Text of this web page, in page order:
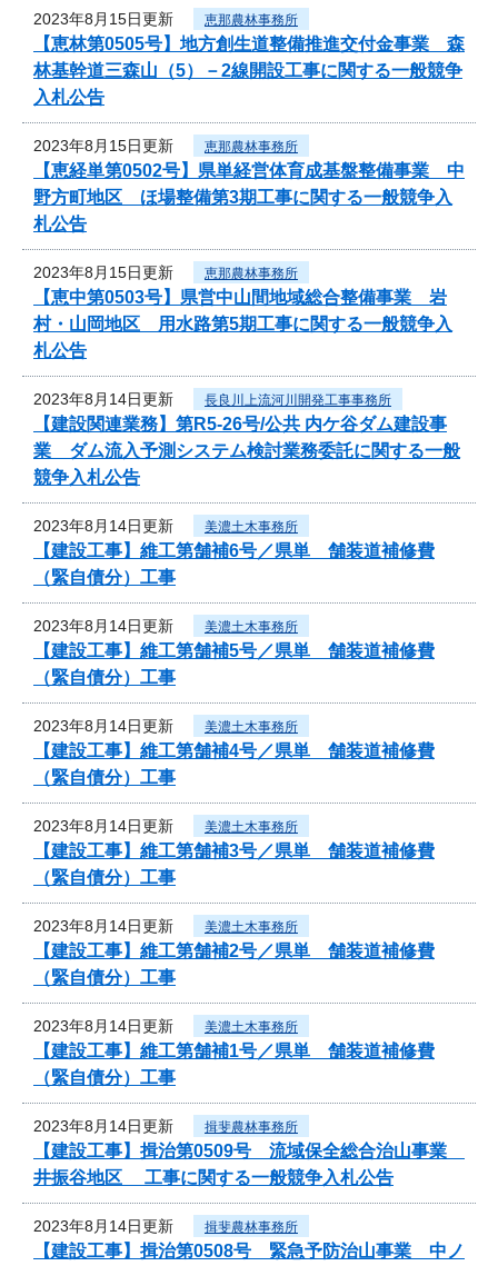
2023年8月15日更新 恵那農林事務所
【恵林第0505号】地方創生道整備推進交付金事業 森
林基幹道三森山（5）－2線開設工事に関する一般競争
入札公告
2023年8月15日更新 恵那農林事務所
【恵経単第0502号】県単経営体育成基盤整備事業 中
野方町地区 ほ場整備第3期工事に関する一般競争入
札公告
2023年8月15日更新 恵那農林事務所
【恵中第0503号】県営中山間地域総合整備事業 岩
村・山岡地区 用水路第5期工事に関する一般競争入
札公告
2023年8月14日更新 長良川上流河川開発工事事務所
【建設関連業務】第R5-26号/公共 内ケ谷ダム建設事
業 ダム流入予測システム検討業務委託に関する一般
競争入札公告
2023年8月14日更新 美濃土木事務所
【建設工事】維工第舗補6号／県単 舗装道補修費
（緊自債分）工事
2023年8月14日更新 美濃土木事務所
【建設工事】維工第舗補5号／県単 舗装道補修費
（緊自債分）工事
2023年8月14日更新 美濃土木事務所
【建設工事】維工第舗補4号／県単 舗装道補修費
（緊自債分）工事
2023年8月14日更新 美濃土木事務所
【建設工事】維工第舗補3号／県単 舗装道補修費
（緊自債分）工事
2023年8月14日更新 美濃土木事務所
【建設工事】維工第舗補2号／県単 舗装道補修費
（緊自債分）工事
2023年8月14日更新 美濃土木事務所
【建設工事】維工第舗補1号／県単 舗装道補修費
（緊自債分）工事
2023年8月14日更新 揖斐農林事務所
【建設工事】揖治第0509号 流域保全総合治山事業
井振谷地区 工事に関する一般競争入札公告
2023年8月14日更新 揖斐農林事務所
【建設工事】揖治第0508号 緊急予防治山事業 中ノ